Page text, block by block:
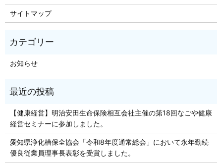
サイトマップ
お知らせ
【健康経営】明治安田生命保険相互会社主催の第18回なごや健康
経営セミナーに参加しました。
愛知県浄化槽保全協会「令和8年度通常総会」において永年勤続
優良従業員理事長表彰を受賞しました。